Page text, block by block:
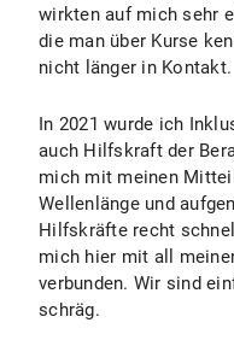
wirkten auf mich sehr
die man über Kurse
nicht länger in Kontakt.
In 2021 wurde ich
auch Hilfskraft der
mich mit meinen
Wellenlänge und
Hilfskräfte recht
mich hier mit all
verbunden. Wir sind
schräg.